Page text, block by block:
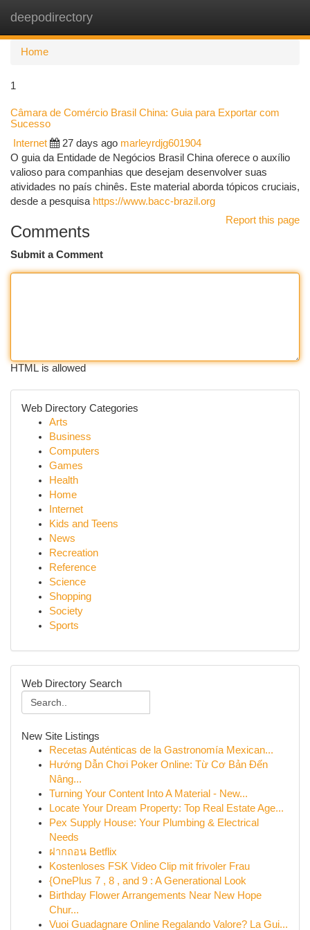
deepodirectory
Home
1
Câmara de Comércio Brasil China: Guia para Exportar com
Sucesso
Internet 27 days ago marleyrdjg601904
O guia da Entidade de Negócios Brasil China oferece o auxílio
valioso para companhias que desejam desenvolver suas
atividades no país chinês. Este material aborda tópicos cruciais,
desde a pesquisa https://www.bacc-brazil.org
Report this page
Comments
Submit a Comment
HTML is allowed
Web Directory Categories
Arts
Business
Computers
Games
Health
Home
Internet
Kids and Teens
News
Recreation
Reference
Science
Shopping
Society
Sports
Web Directory Search
New Site Listings
Recetas Auténticas de la Gastronomía Mexican...
Hướng Dẫn Chơi Poker Online: Từ Cơ Bản Đến
Nâng...
Turning Your Content Into A Material - New...
Locate Your Dream Property: Top Real Estate Age...
Pex Supply House: Your Plumbing & Electrical
Needs
ฝากถอน Betflix
Kostenloses FSK Video Clip mit frivoler Frau
{OnePlus 7 , 8 , and 9 : A Generational Look
Birthday Flower Arrangements Near New Hope
Chur...
Vuoi Guadagnare Online Regalando Valore? La Gui...